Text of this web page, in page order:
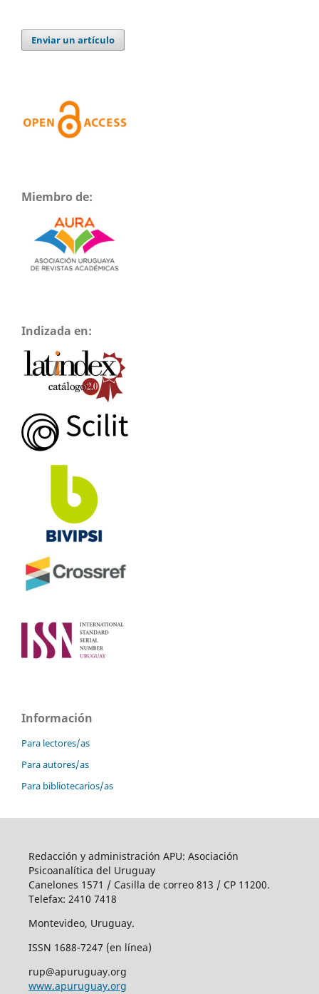
Enviar un artículo
Miembro de:
Indizada en:
Información
Para lectores/as
Para autores/as
Para bibliotecarios/as
Redacción y administración APU: Asociación
Psicoanalítica del Uruguay
Canelones 1571 / Casilla de correo 813 / CP 11200.
Telefax: 2410 7418
Montevideo, Uruguay.
ISSN 1688-7247 (en línea)
rup@apuruguay.org
www.apuruguay.org